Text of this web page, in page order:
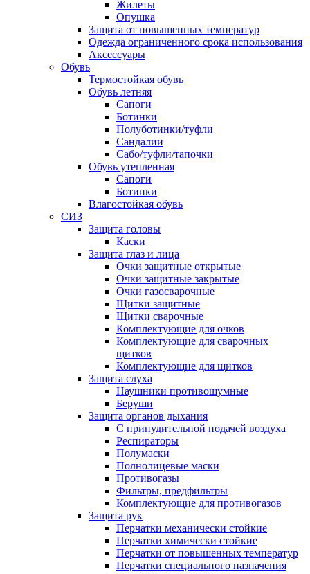
Жилеты
Опушка
Защита от повышенных температур
Одежда ограниченного срока использования
Аксессуары
Обувь
Термостойкая обувь
Обувь летняя
Сапоги
Ботинки
Полуботинки/туфли
Сандалии
Сабо/туфли/тапочки
Обувь утепленная
Сапоги
Ботинки
Влагостойкая обувь
СИЗ
Защита головы
Каски
Защита глаз и лица
Очки защитные открытые
Очки защитные закрытые
Очки газосварочные
Щитки защитные
Щитки сварочные
Комплектующие для очков
Комплектующие для сварочных
щитков
Комплектующие для щитков
Защита слуха
Наушники противошумные
Беруши
Защита органов дыхания
С принудительной подачей воздуха
Респираторы
Полумаски
Полнолицевые маски
Противогазы
Фильтры, предфильтры
Комплектующие для противогазов
Защита рук
Перчатки механически стойкие
Перчатки химически стойкие
Перчатки от повышенных температур
Перчатки специального назначения